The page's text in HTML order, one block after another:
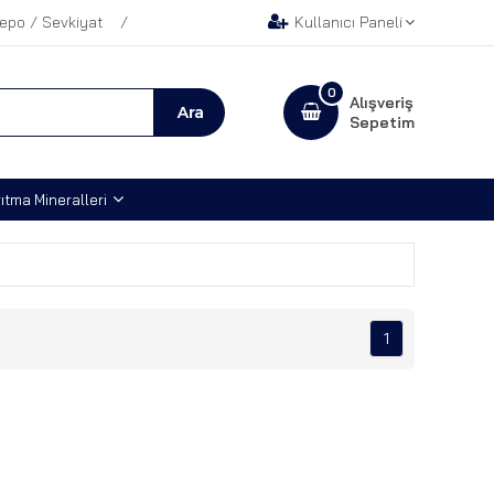
/ Sevkiyat Kullanıcı Paneli
Alışveriş
Sepetim
0
Mineralleri
1